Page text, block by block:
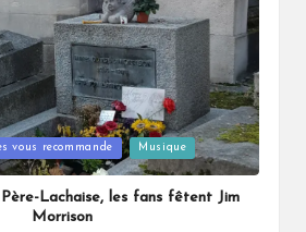
vous recommande Musique
Lachaise, les fans fêtent Jim
Morrison